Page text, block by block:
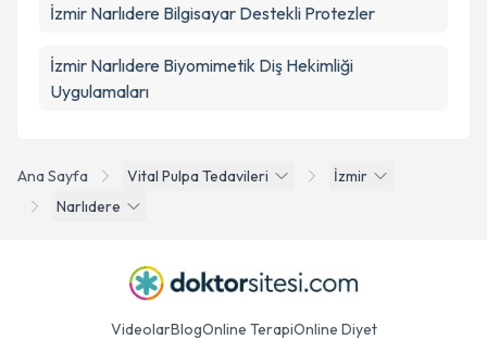
Ana Sayfa Vital Pulpa Tedavileri
İzmir
Narlıdere
İzmir Narlıdere Bilgisayar Destekli Protezler
İzmir Narlıdere Biyomimetik Diş Hekimliği
Uygulamaları
VideolarBlogOnline TerapiOnline Diyet